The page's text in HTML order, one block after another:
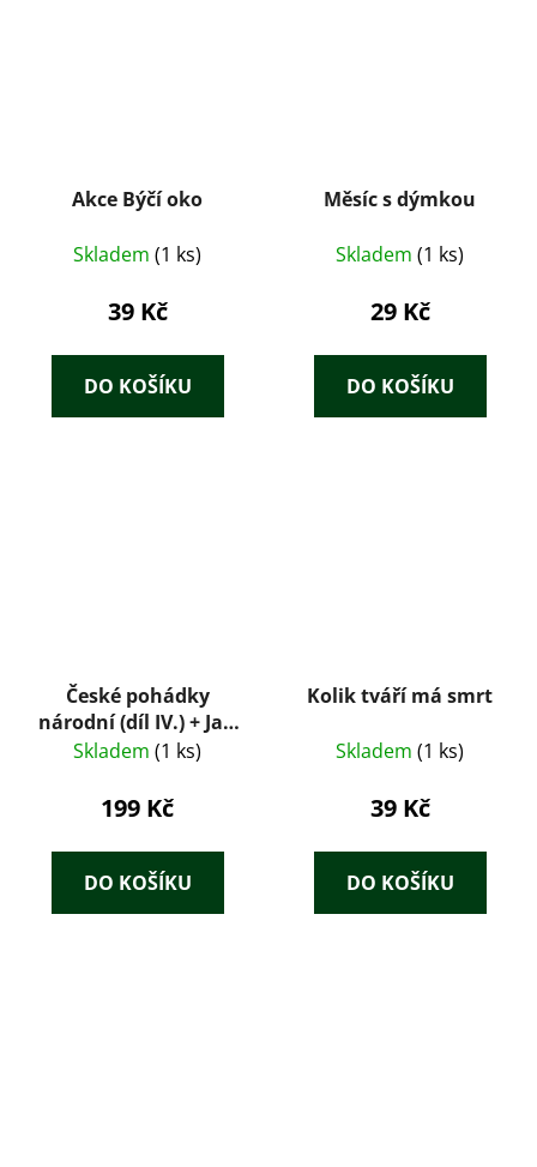
Akce Býčí oko
Skladem (1 ks)
39 Kč
DO KOŠÍKU
Měsíc s dýmkou
Skladem (1 ks)
29 Kč
DO KOŠÍKU
České pohádky
národní (díl IV.) + Jan
Kollár: Slávy dcera
1925)
Skladem (1 ks)
199 Kč
DO KOŠÍKU
Kolik tváří má smrt
Skladem (1 ks)
39 Kč
DO KOŠÍKU